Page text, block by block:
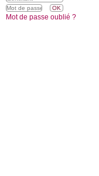
Mot de passe oublié ?